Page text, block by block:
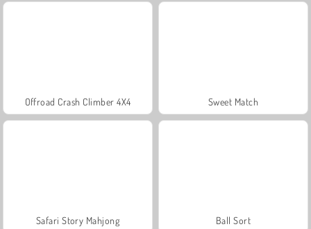
Offroad Crash Climber 4X4 Sweet Match
Safari Story Mahjong Ball Sort